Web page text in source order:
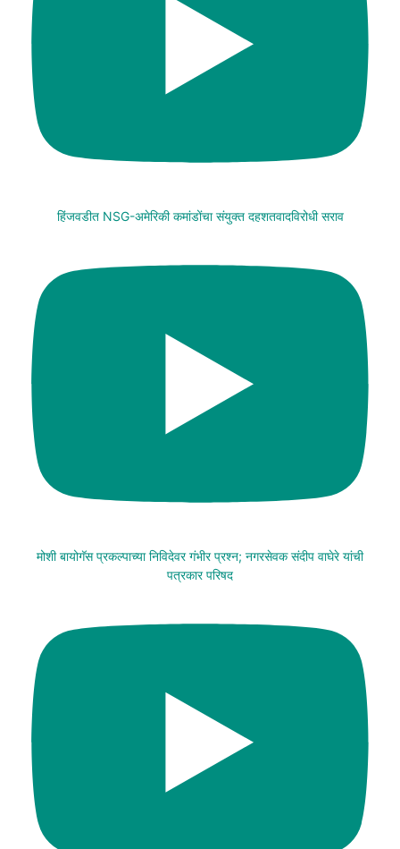
हिंजवडीत NSG-अमेरिकी कमांडोंचा संयुक्त दहशतवादविरोधी सराव
मोशी बायोगॅस प्रकल्पाच्या निविदेवर गंभीर प्रश्न; नगरसेवक संदीप वाघेरे यांची
पत्रकार परिषद